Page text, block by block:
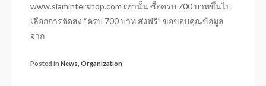
www.siamintershop.com เท่านั้น ซื้อครบ 700 บาทขึ้นไป
เลือกการจัดส่ง “ครบ 700 บาท ส่งฟรี” ขอขอบคุณข้อมูล
จาก
Posted in News Organization